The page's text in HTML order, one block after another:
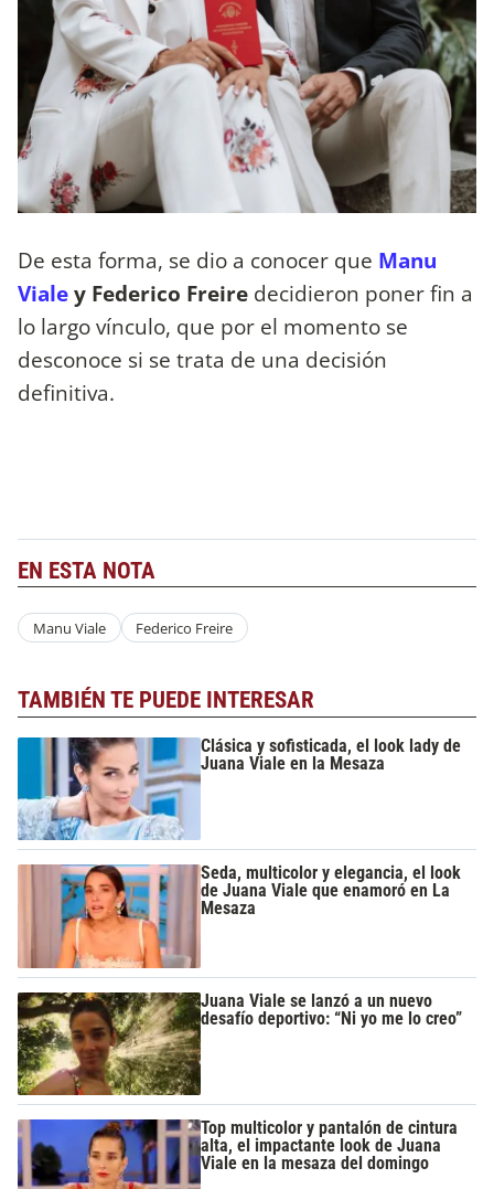
De esta forma, se dio a conocer que Manu
Vialey Federico Freire decidieron poner fin a
lo largo vínculo, que por el momento se
desconoce si se trata de una decisión
definitiva.
EN ESTA NOTA
Manu Viale Federico Freire
TAMBIÉN TE PUEDE INTERESAR
Clásica y sofisticada, el look lady de
Juana Viale en la Mesaza
Seda, multicolor y elegancia, el look
de Juana Viale que enamoró en La
Mesaza
Juana Viale se lanzó a un nuevo
desafío deportivo: “Ni yo me lo creo”
Top multicolor y pantalón de cintura
alta, el impactante look de Juana
Viale en la mesaza del domingo